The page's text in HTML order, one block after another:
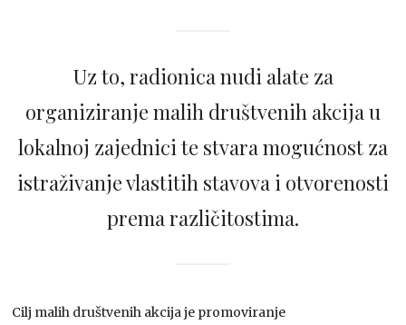
Uz to, radionica nudi alate za
organiziranje malih društvenih akcija u
lokalnoj zajednici te stvara mogućnost za
istraživanje vlastitih stavova i otvorenosti
prema različitostima.
Cilj malih društvenih akcija je promoviranje